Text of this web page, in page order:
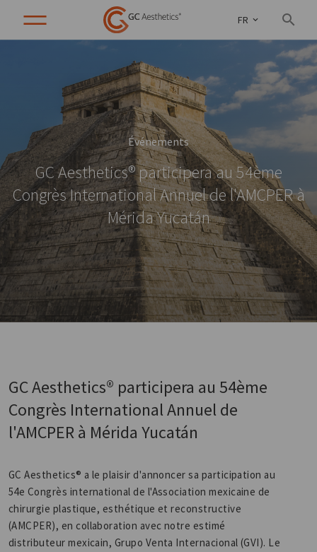
FR
Événements
GC Aesthetics® participera au 54ème
Congrès International Annuel de l'AMCPER à
Mérida Yucatán
GC Aesthetics® participera au 54ème
Congrès International Annuel de
l'AMCPER à Mérida Yucatán
GC Aesthetics® a le plaisir d'annoncer sa participation au
54e Congrès international de l'Association mexicaine de
chirurgie plastique, esthétique et reconstructive
(AMCPER), en collaboration avec notre estimé
distributeur mexicain, Grupo Venta Internacional (GVI). Le